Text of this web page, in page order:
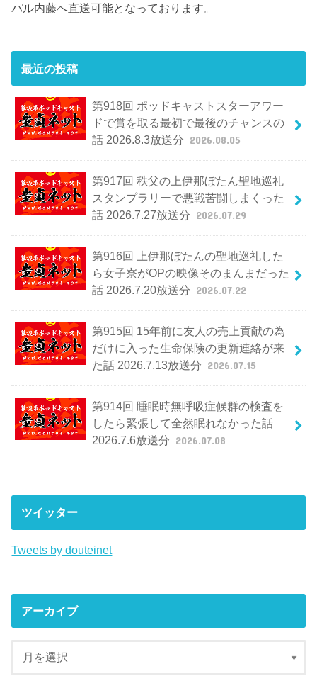
パル内藤へ直送可能となっております。
最近の投稿
第918回 ポッドキャストスターアワー
ドで賞を取る最初で最後のチャンスの
話 2026.8.3放送分 2026.08.05
第917回 秩父の上伊那ぼたん聖地巡礼
スタンプラリーで悪戦苦闘しまくった
話 2026.7.27放送分 2026.07.29
第916回 上伊那ぼたんの聖地巡礼した
ら女子寮がOPの映像そのまんまだった
話 2026.7.20放送分 2026.07.22
第915回 15年前に友人の売上貢献の為
だけに入った生命保険の更新連絡が来
た話 2026.7.13放送分 2026.07.15
第914回 睡眠時無呼吸症候群の検査を
したら緊張して全然眠れなかった話
2026.7.6放送分 2026.07.08
ツイッター
Tweets by douteinet
アーカイブ